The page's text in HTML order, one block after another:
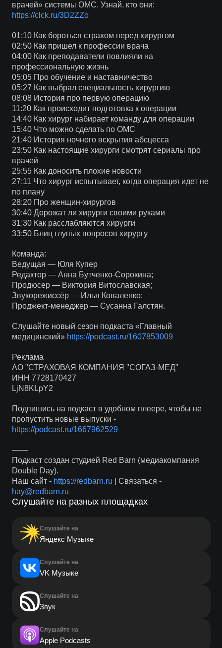
врачей» системы ОМС. Узнай, кто они:
https://clck.ru/3D2ZZo
01:10 Как бороться страхом перед хирургом
02:50 Как пришел к профессии врача
04:00 Как преподаватели повлияли на
профессиональную жизнь
05:05 Про обучение и наставничество
05:27 Как выбрал специальность хирургию
08:08 История про первую операцию
11:20 Как происходит подготовка к операции
14:40 Как хирург набирает команду для операции
15:40 Что можно сделать по ОМС
21:40 История ночного вскрытия абсцесса
23:50 Как настоящие хирурги смотрят сериалы про
врачей
25:55 Как доносить плохие новости
27:11 Что хирург испытывает, когда операция идет не
по плану
28:20 Про женщин-хирургов
30:40 Дорожат ли хирурги своими руками
31:30 Как расслабляются хирурги
33:50 Блиц глупых вопросов хирургу
Команда:
Ведущая — Юля Купер
Редактор — Анна Бутченко-Сорокина;
Продюсер — Виктория Витославская;
Звукорежиссёр — Илья Коваленко;
Проджект-менеджер — Сусанна Галстян.
Слушайте новый сезон подкаста «Главный
медицинский» https://podcast.ru/1607853009
Реклама
АО "СТРАХОВАЯ КОМПАНИЯ "СОГАЗ-МЕД"
ИНН 7728170427
LjN8KLpY2
Подпишись на подкаст в удобном плеере, чтобы не
пропустить новые выпуски -
https://podcast.ru/1667962529
——
Подкаст создан студией Red Barn (медиакомпания
Double Day).
Наш сайт - https://redbarn.ru | Связаться -
hay@redbarn.ru
Слушайте на разных площадках
Слушайте на
Яндекс Музыке
Слушайте на
VK Музыке
Слушайте на
Звук
Слушайте на
Apple Podcasts